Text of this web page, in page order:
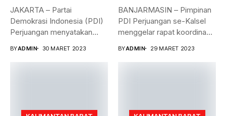
JAKARTA – Partai
Demokrasi Indonesia (PDI)
Perjuangan menyatakan
BYADMIN 30 MARET 2023
BANJARMASIN – Pimpinan
PDI Perjuangan se-Kalsel
menggelar rapat koordinasi
BYADMIN 29 MARET 2023